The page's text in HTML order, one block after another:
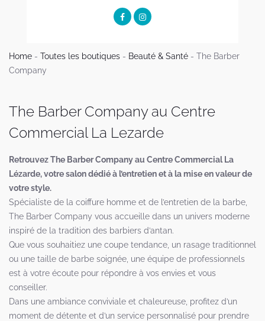
Home - Toutes les boutiques - Beauté & Santé - The Barber
Company
The Barber Company au Centre
Commercial La Lezarde
Retrouvez The Barber Company au Centre Commercial La
Lézarde, votre salon dédié à l’entretien et à la mise en valeur de
votre style.
Spécialiste de la coiffure homme et de l’entretien de la barbe,
The Barber Company vous accueille dans un univers moderne
inspiré de la tradition des barbiers d’antan.
Que vous souhaitiez une coupe tendance, un rasage traditionnel
ou une taille de barbe soignée, une équipe de professionnels
est à votre écoute pour répondre à vos envies et vous
conseiller.
Dans une ambiance conviviale et chaleureuse, profitez d’un
moment de détente et d’un service personnalisé pour prendre